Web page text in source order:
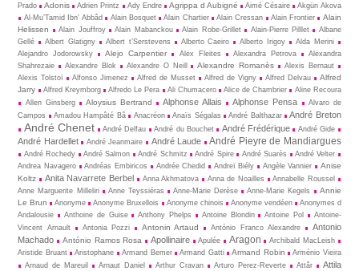
Prado
Adonis Adrien Printz Ady Endre Agrippa d Aubigné Aimé Césaire
Akgün Akova
Al-Mu’Tamid Ibn’ Abbâd
Alain Bosquet Alain Chartier Alain Cressan Alain Frontier
Alain
Helissen
Alain Jouffroy Alain Mabanckou Alain Robe-Grillet Alain-Pierre Pilllet
Albane
Gellé
Albert Glatigny Albert t’Serstevens Alberto Caeiro Alberto Irigoy
Alda Merini
Alejandro Jodorowsky
Alejo Carpentier Alex Fleites Alexandra Petrova
Alexandra
Shahrezaie
Alexandre Blok Alexandre O Neill Alexandre Romanès
Alexis Bernaut
Alexis Tolstoï
Alfonso Jimenez Alfred de Musset Alfred de Vigny Alfred Delvau
Alfred
Jarry
Alfred Kreymborg Alfredo Le Pera Ali Chumacero Alice de Chambrier
Aline Recoura
Allen Ginsberg
Aloysius Bertrand Alphonse Allais Alphonse Pensa
Alvaro de
Campos
Amadou Hampâté Bâ Anacréon Anaïs Ségalas André Balthazar André Breton
André Chenet André Delfau André du Bouchet André Frédérique André Gide
André Hardellet André Jeanmaire André Laude André Pieyre de Mandiargues
André Rochedy André Salmon André Schmitz André Spire André Suarès
André Velter
Andrea Navagero
Andréas Embiricos Andrée Chedid Andreï Biély Angèle Vannier
Anise
Koltz
Anita Navarrete Berbel Anna Akhmatova Anna de Noailles
Annabelle Roussel
Anne Marguerite Milleliri
Anne Teyssiéras Anne-Marie Derèse Anne-Marie Kegels
Annie
Le Brun
Anonyme Anonyme Bruxellois Anonyme chinois Anonyme vendéen
Anonymes d
Andalousie
Anthoine de Guise Anthony Phelps Antoine Blondin Antoine Pol
Antoine-
Vincent Arnault
Antonia Pozzi Antonin Artaud António Franco Alexandre
Antonio
Machado
António Ramos Rosa Apollinaire Apulée Aragon
Archibald MacLeish
Aristide Bruant
Aristophane Armand Bemer Armand Gatti Armand Robin
Arménio Vieira
Arnaud de Mareuil
Arnaut Daniel Arthur Cravan Arturo Perez-Reverte Attâr
Attila